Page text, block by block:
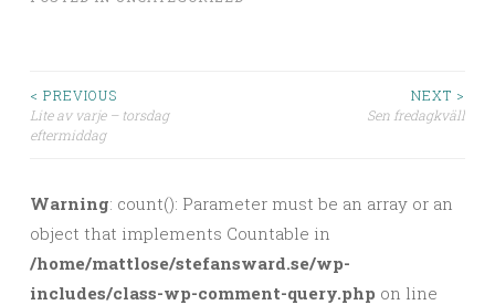
Post navigation
< PREVIOUS
Lite av varje – torsdag
eftermiddag
NEXT >
Sen fredagkväll
Warning: count(): Parameter must be an array or an
object that implements Countable in
/home/mattlose/stefansward.se/wp-
includes/class-wp-comment-query.php on line